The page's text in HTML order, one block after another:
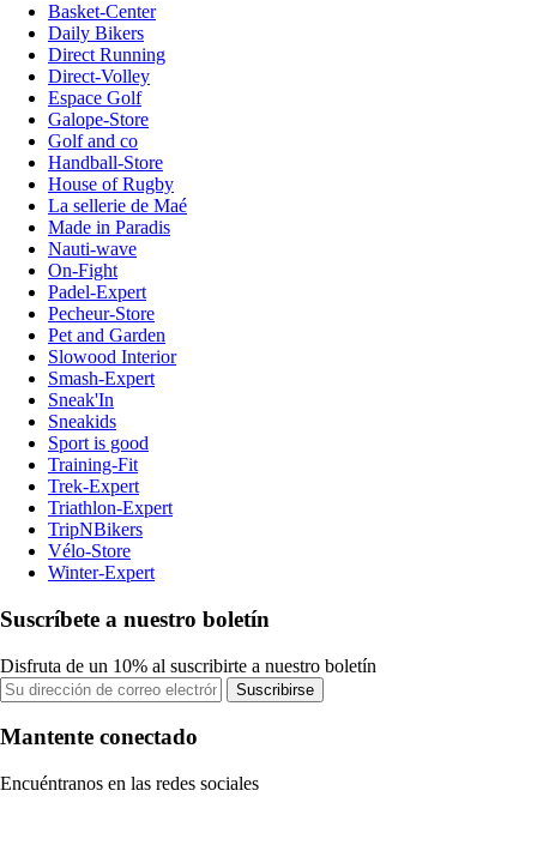
Basket-Center
Daily Bikers
Direct Running
Direct-Volley
Espace Golf
Galope-Store
Golf and co
Handball-Store
House of Rugby
La sellerie de Maé
Made in Paradis
Nauti-wave
On-Fight
Padel-Expert
Pecheur-Store
Pet and Garden
Slowood Interior
Smash-Expert
Sneak'In
Sneakids
Sport is good
Training-Fit
Trek-Expert
Triathlon-Expert
TripNBikers
Vélo-Store
Winter-Expert
Suscríbete a nuestro boletín
Disfruta de un 10% al suscribirte a nuestro boletín
Suscribirse
Mantente conectado
Encuéntranos en las redes sociales